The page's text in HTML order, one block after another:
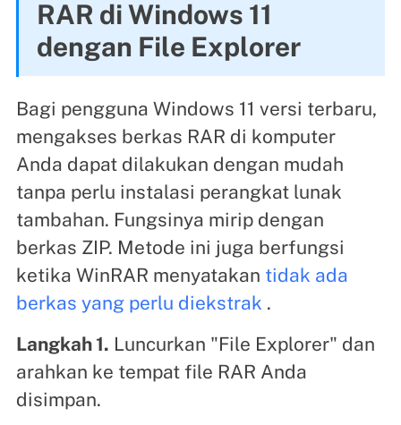
RAR di Windows 11
dengan File Explorer
Bagi pengguna Windows 11 versi terbaru,
mengakses berkas RAR di komputer
Anda dapat dilakukan dengan mudah
tanpa perlu instalasi perangkat lunak
tambahan. Fungsinya mirip dengan
berkas ZIP. Metode ini juga berfungsi
ketika WinRAR menyatakan tidak ada
berkas yang perlu diekstrak .
Langkah 1. Luncurkan "File Explorer" dan
arahkan ke tempat file RAR Anda
disimpan.